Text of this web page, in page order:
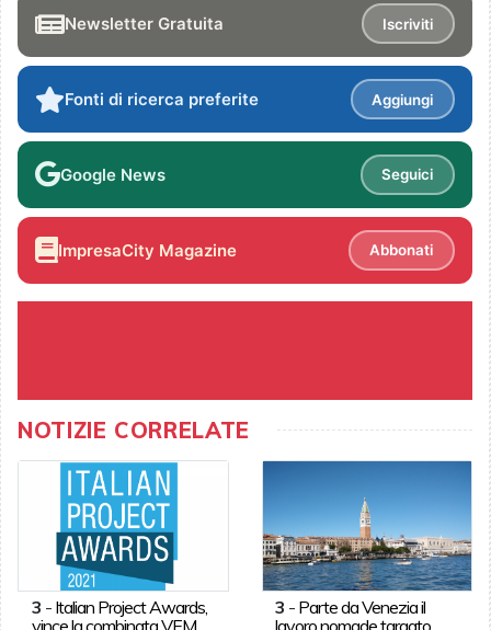
Newsletter Gratuita Iscriviti
Fonti di ricerca preferite Aggiungi
Google News Seguici
ImpresaCity Magazine Abbonati
NOTIZIE CORRELATE
3 - Italian Project Awards,
vince la combinata VEM
3 - Parte da Venezia il
lavoro nomade targato